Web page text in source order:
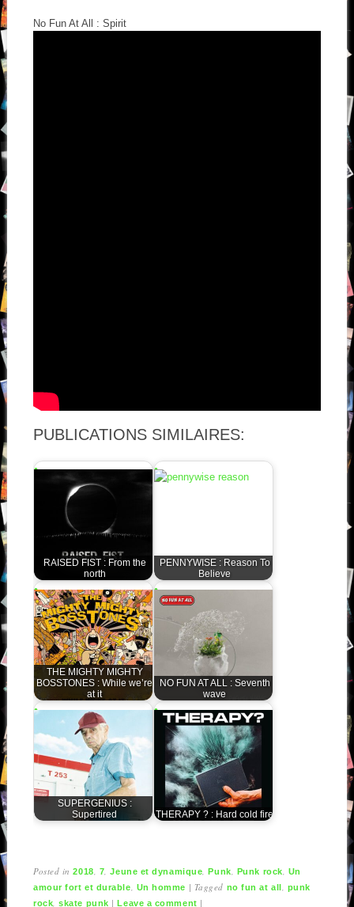
No Fun At All : Spirit
PUBLICATIONS SIMILAIRES:
RAISED FIST : From the
north
PENNYWISE : Reason To
Believe
THE MIGHTY MIGHTY
BOSSTONES : While we’re
at it
NO FUN AT ALL : Seventh
wave
SUPERGENIUS :
Supertired
THERAPY ? : Hard cold fire
Posted in2018 7 ,Jeune et dynamique ,Punk Punk rock
Un
amour fort et durable
Un homme | Tagged no fun at all
punk
rock ,skate punk |Leave a comment |